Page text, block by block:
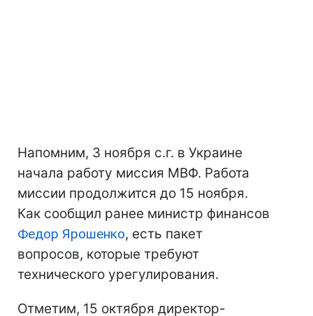
Напомним, 3 ноября с.г. в Украине
начала работу миссия МВФ. Работа
миссии продолжится до 15 ноября.
Как сообщил ранее министр финансов
Федор Ярошенко, есть пакет
вопросов, которые требуют
технического урегулирования.
Отметим, 15 октября директор-